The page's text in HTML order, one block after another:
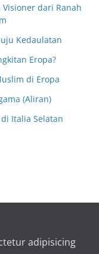
dari Ranah
Kedaulatan
Eropa?
di Eropa
(Aliran)
Italia Selatan
adipisicing